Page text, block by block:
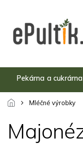
obsah
Pekárna a cukrárna
Mléčné výrobky